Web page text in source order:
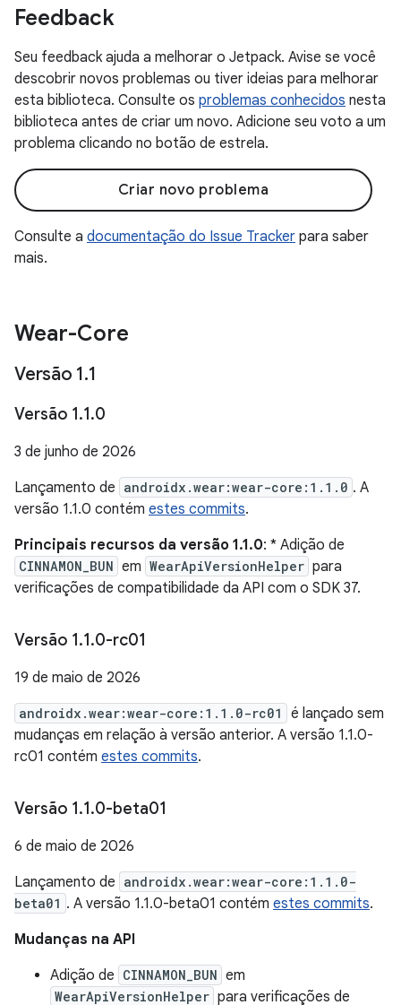
Feedback
Seu feedback ajuda a melhorar o Jetpack. Avise se você
descobrir novos problemas ou tiver ideias para melhorar
esta biblioteca. Consulte os problemas conhecidos nesta
biblioteca antes de criar um novo. Adicione seu voto a um
problema clicando no botão de estrela.
Criar novo problema
Consulte a documentação do Issue Tracker para saber
mais.
Wear-Core
Versão 1.1
Versão 1.1.0
3 de junho de 2026
Lançamento de androidx.wear:wear-core:1.1.0 . A
versão 1.1.0 contém estes commits.
Principais recursos da versão 1.1.0: * Adição de
CINNAMON_BUN em WearApiVersionHelper para
verificações de compatibilidade da API com o SDK 37.
Versão 1.1.0-rc01
19 de maio de 2026
androidx.wear:wear-core:1.1.0-rc01
é lançado sem
mudanças em relação à versão anterior. A versão 1.1.0-
rc01 contém estes commits.
Versão 1.1.0-beta01
6 de maio de 2026
Lançamento de androidx.wear:wear-core:1.1.0-
beta01 . A versão 1.1.0-beta01 contém estes commits.
Mudanças na API
Adição de CINNAMON_BUN em
WearApiVersionHelper para verificações de